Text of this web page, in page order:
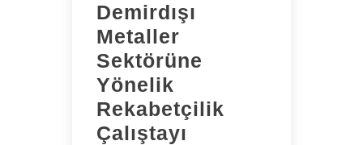
Demirdışı
Metaller
Sektörüne
Yönelik
Rekabetçilik
Çalıştayı